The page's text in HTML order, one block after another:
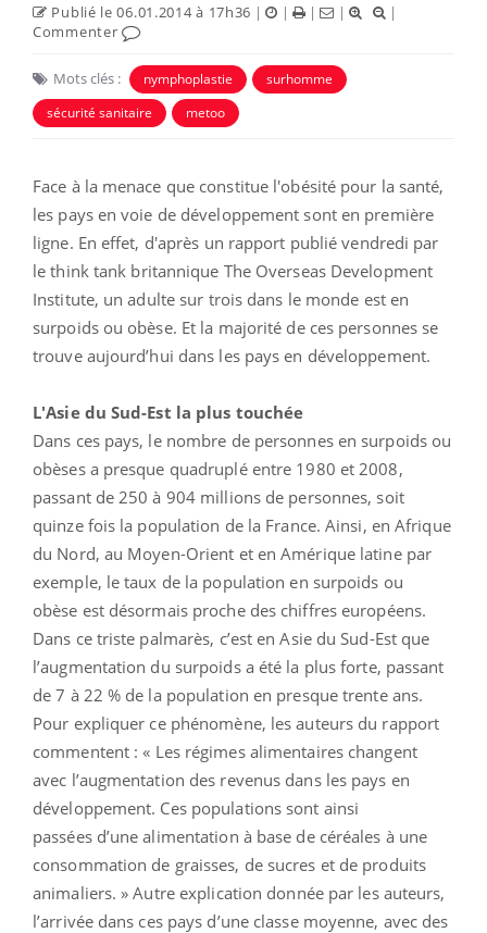
Publié le 06.01.2014 à 17h36 | | | |
|
Commenter
Mots clés : nymphoplastie
surhomme
sécurité sanitaire
metoo
Face à la menace que constitue l'obésité pour la santé,
les pays en voie de développement sont en première
ligne. En effet, d'après un rapport publié vendredi par
le think tank britannique The Overseas Development
Institute, un adulte sur trois dans le monde est en
surpoids ou obèse. Et la majorité de ces personnes se
trouve aujourd’hui dans les pays en développement.
L'Asie du Sud-Est la plus touchée
Dans ces pays, le nombre de personnes en surpoids ou
obèses a presque quadruplé entre 1980 et 2008,
passant de 250 à 904 millions de personnes, soit
quinze fois la population de la France. Ainsi, en Afrique
du Nord, au Moyen-Orient et en Amérique latine par
exemple, le taux de la population en surpoids ou
obèse est désormais proche des chiffres européens.
Dans ce triste palmarès, c’est en Asie du Sud-Est que
l’augmentation du surpoids a été la plus forte, passant
de 7 à 22 % de la population en presque trente ans.
Pour expliquer ce phénomène, les auteurs du rapport
commentent : « Les régimes alimentaires changent
avec l’augmentation des revenus dans les pays en
développement. Ces populations sont ainsi
passées d’une alimentation à base de céréales à une
consommation de graisses, de sucres et de produits
animaliers. » Autre explication donnée par les auteurs,
l’arrivée dans ces pays d’une classe moyenne, avec des